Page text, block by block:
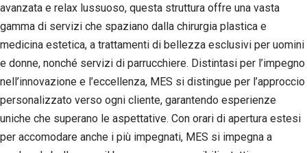
avanzata e relax lussuoso, questa struttura offre una vasta
gamma di servizi che spaziano dalla chirurgia plastica e
medicina estetica, a trattamenti di bellezza esclusivi per uomini
e donne, nonché servizi di parrucchiere. Distintasi per l’impegno
nell’innovazione e l’eccellenza, MES si distingue per l’approccio
personalizzato verso ogni cliente, garantendo esperienze
uniche che superano le aspettative. Con orari di apertura estesi
per accomodare anche i più impegnati, MES si impegna a